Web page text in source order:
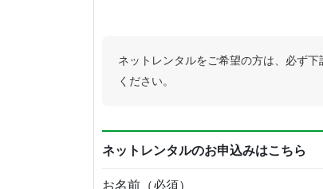
ネットレンタルをご希望の方は、必ず
ください。
ネットレンタルのお申込みはこちら
お名前（必須）